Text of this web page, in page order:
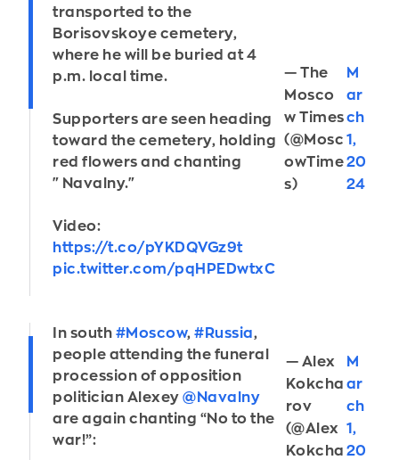
transported to the
Borisovskoye cemetery,
where he will be buried at 4
p.m. local time.
Supporters are seen heading
toward the cemetery, holding
red flowers and chanting
"Navalny."
Video:
https://t.co/pYKDQVGz9t
pic.twitter.com/pqHPEDwtxC
— The
Mosco
w Times
(@Mosc
owTime
s)
M
ar
ch
1,
20
24
In south #Moscow,#Russia,
people attending the funeral
procession of opposition
politician Alexey@Navalny
are again chanting “No to the
war!”:
— Alex
Kokcha
rov
(@Alex
Kokcha
M
ar
ch
1,
20